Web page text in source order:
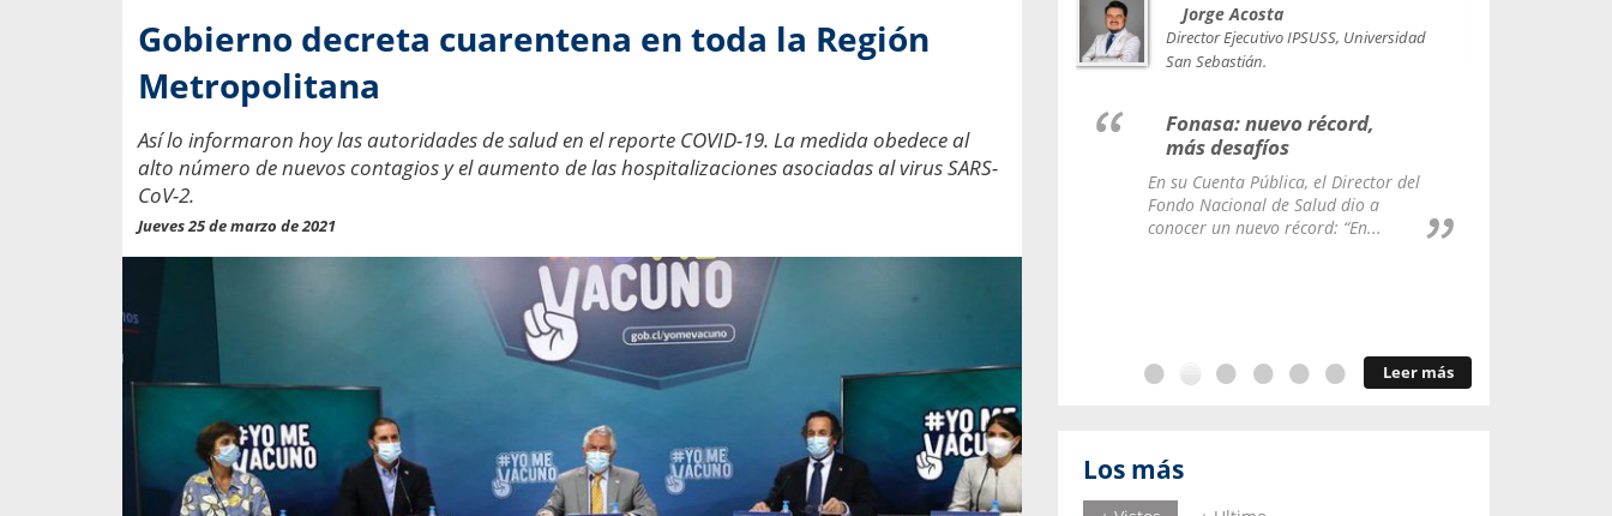
Gobierno decreta cuarentena en toda la Región
Metropolitana
Así lo informaron hoy las autoridades de salud en el reporte COVID-19. La medida obedece al
alto número de nuevos contagios y el aumento de las hospitalizaciones asociadas al virus SARS-
CoV-2.
Jueves 25 de marzo de 2021
por incapacidad
entregados por la
sobre viajes al extranjero
Infectólogo y profesor asistente de
Usamos la palabra pandemia cuando
una enfermedad contagiosa se
Decana facultad de Odontología,
Universidad San Sebastián.
salud bucal?
En Chile, nadie muere de caries ni de
Jorge Acosta
Director Ejecutivo IPSUSS, Universidad
San Sebastián.
Fonasa: nuevo récord,
más desafíos
En su Cuenta Pública, el Director del
Fondo Nacional de Salud dio a
conocer un nuevo récord: “En...
Leer más
Los más